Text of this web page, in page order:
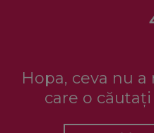
Hopa, ceva nu
care o